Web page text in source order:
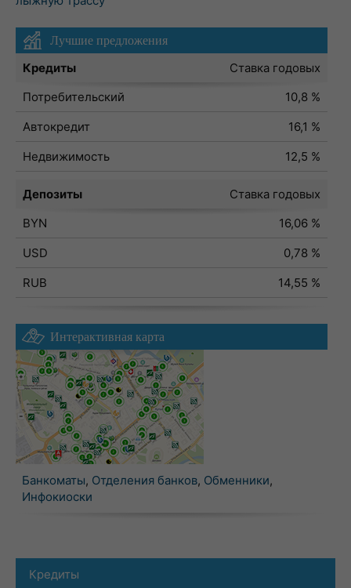
Лучшие предложения
Кредиты
Ставка годовых
Потребительский
10,8 %
Автокредит
16,1 %
Недвижимость
12,5 %
Депозиты
Ставка годовых
BYN
16,06 %
USD
0,78 %
RUB
14,55 %
Интерактивная карта
Банкоматы, Отделения банков, Обменники,
Инфокиоски
Кредиты